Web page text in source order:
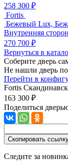
258 300 ₽
Fortis
Бежевый Lux,
Внутренняя
270 700 ₽
Вернуться в
Соберите дверь
Не нашли дверь
Перейти в
Fortis
163 300 ₽
Поделиться
Скопировать
Следите за